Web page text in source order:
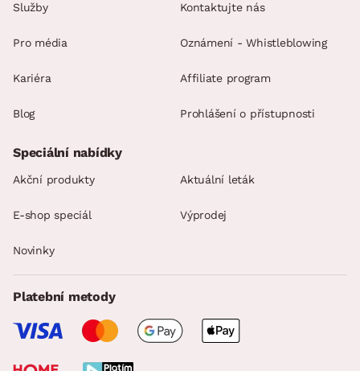
Služby
Pro média
Kariéra
Blog
Kontaktujte nás
Oznámení - Whistleblowing
Affiliate program
Prohlášení o přístupnosti
Speciální nabídky
Akční produkty Aktuální leták
E-shop speciál Výprodej
Novinky
Platební metody